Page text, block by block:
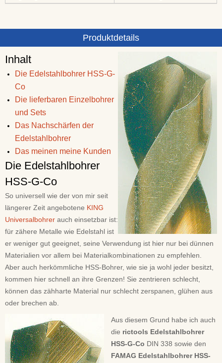
Produktdetails
Inhalt
Die Edelstahlbohrer HSS-G-
Co
Die lieferbaren Einzelbohrer
und Sets
Das Nachschärfen der
Edelstahlbohrer
Das meinen meine Kunden
Die Edelstahlbohrer
HSS-G-Co
So universell wie der von mir seit
längerer Zeit angebotene KING
Universalbohrer auch einsetzbar ist:
für zähere Metalle wie Edelstahl ist
er weniger gut geeignet, seine Verwendung ist hier nur bei dünnen
Materialien vor allem bei Materialkombinationen zu empfehlen.
Aber auch herkömmliche HSS-Bohrer, wie sie ja wohl jeder besitzt,
kommen hier schnell an ihre Grenzen! Sie zentrieren schlecht,
können das zähharte Material nur schlecht zerspanen, glühen aus
oder brechen ab.
Aus diesem Grund habe ich auch
die rictools Edelstahlbohrer
HSS-G-Co DIN 338 sowie den
FAMAG Edelstahlbohrer HSS-